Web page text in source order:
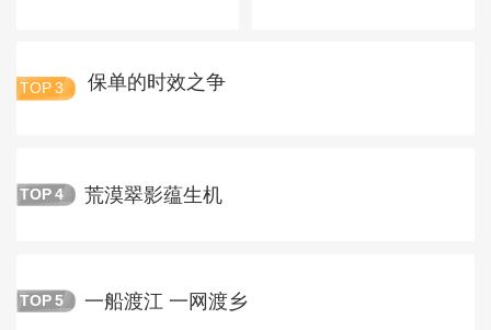
TOP 3 保单的时效之争
TOP 4 荒漠翠影蕴生机
TOP 5 一船渡江 一网渡乡